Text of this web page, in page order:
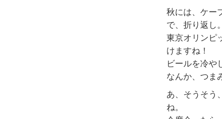
秋には、ケー
で、折り返し
東京オリンピ
けますね！
ビールを冷や
なんか、つま
あ、そうそう
ね。